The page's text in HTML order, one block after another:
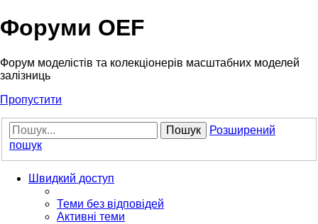
Форуми OEF
Форум моделістів та колекціонерів масштабних моделей
залізниць
Пропустити
Пошук
Розширений
пошук
Швидкий доступ
Теми без відповідей
Активні теми